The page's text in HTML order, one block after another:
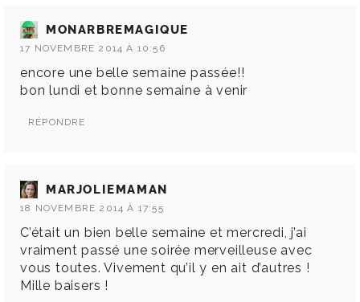
MONARBREMAGIQUE
17 NOVEMBRE 2014 À 10:56
encore une belle semaine passée!!
bon lundi et bonne semaine à venir
RÉPONDRE
MARJOLIEMAMAN
18 NOVEMBRE 2014 À 17:55
C’était un bien belle semaine et mercredi, j’ai
vraiment passé une soirée merveilleuse avec
vous toutes. Vivement qu’il y en ait d’autres !
Mille baisers !